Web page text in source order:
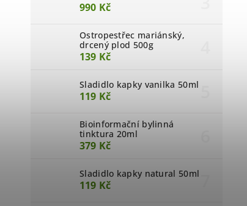
990 Kč
Ostropestřec mariánský,
drcený plod 500g
139 Kč
Sladidlo kapky vanilka 50ml
119 Kč
Bioinformační bylinná
tinktura 20ml
379 Kč
Sladidlo kapky natural 50ml
119 Kč